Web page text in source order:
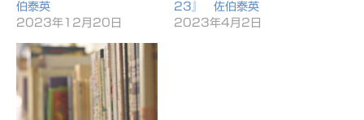
伯泰英
2023年12月20日
23』 佐伯泰英
2023年4月2日